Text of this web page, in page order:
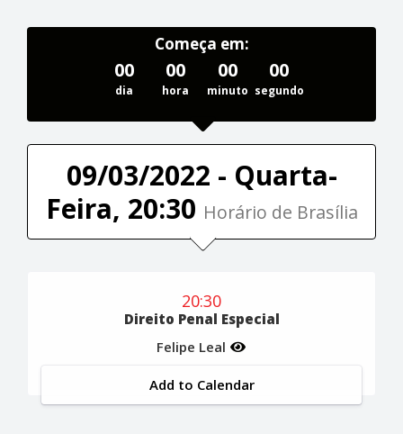
Começa em:
00
dia
00
hora
00
minuto
00
segundo
09/03/2022 - Quarta-
Feira, 20:30 Horário de Brasília
20:30
Direito Penal Especial
Felipe Leal
Add to Calendar